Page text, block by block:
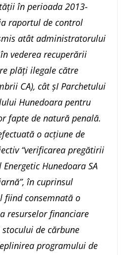
în perioada 2013-
raportul de control
atât administratorului
vederea recuperării
plăți ilegale către
CA), cât șI Parchetului
Hunedoara pentru
fapte de natură penală.
o acțiune de
“verificarea pregătirii
Hunedoara SA
în cuprinsul
consemnată o
resurselor financiare
de cărbune
programului de